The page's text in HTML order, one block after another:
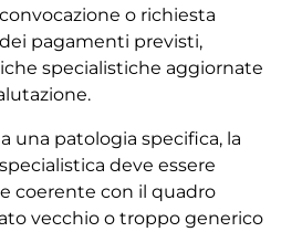
o richiesta
pagamenti previsti,
specialistiche aggiornate
una patologia specifica, la
deve essere
coerente con il quadro
vecchio o troppo generico